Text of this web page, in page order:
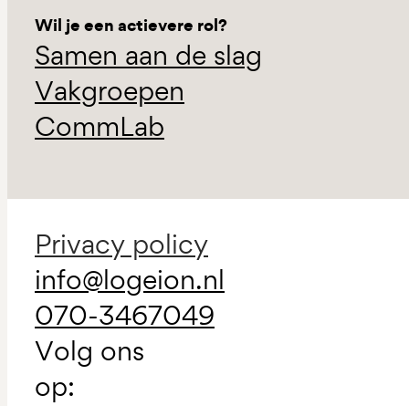
Wil je een actievere rol?
Samen aan de slag
Vakgroepen
CommLab
Privacy policy
info@logeion.nl
070-3467049
Volg ons
op: